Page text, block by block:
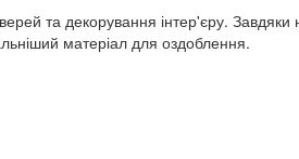
та декорування інтер'єру.
матеріал для оздоблення.